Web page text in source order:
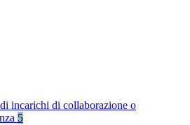
incarichi di collaborazione o
5